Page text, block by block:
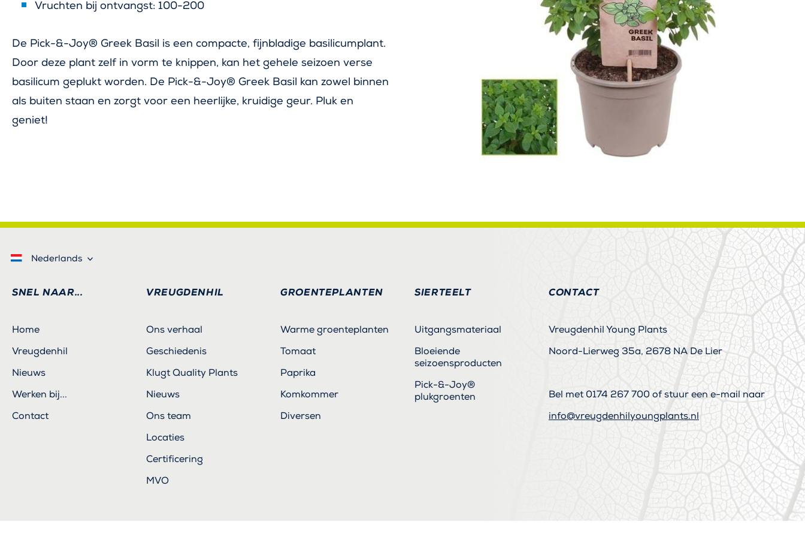
Vruchten bij ontvangst: 100-200
De Pick-&-Joy® Greek Basil is een compacte, fijnbladige basilicumplant.
Door deze plant zelf in vorm te knippen, kan het gehele seizoen verse
basilicum geplukt worden. De Pick-&-Joy® Greek Basil kan zowel binnen
als buiten staan en zorgt voor een heerlijke, kruidige geur. Pluk en
geniet!
Nederlands
SNEL NAAR...
Home
Vreugdenhil
Nieuws
Werken bij...
Contact
VREUGDENHIL
Ons verhaal
Geschiedenis
Klugt Quality Plants
Nieuws
Ons team
Locaties
Certificering
MVO
GROENTEPLANTEN
Warme groenteplanten
Tomaat
Paprika
Komkommer
Diversen
SIERTEELT
Uitgangsmateriaal
Bloeiende
seizoensproducten
Pick-&-Joy®
plukgroenten
CONTACT
Vreugdenhil Young Plants
Noord-Lierweg 35a, 2678 NA De Lier
Bel met 0174 267 700 of stuur een e-mail naar
info@vreugdenhilyoungplants.nl